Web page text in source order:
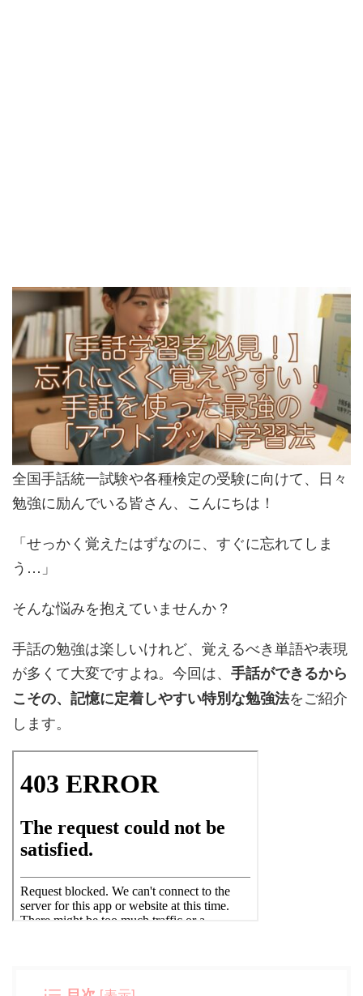
全国手話統一試験や各種検定の受験に向けて、日々
勉強に励んでいる皆さん、こんにちは！
「せっかく覚えたはずなのに、すぐに忘れてしま
う…」
そんな悩みを抱えていませんか？
手話の勉強は楽しいけれど、覚えるべき単語や表現
が多くて大変ですよね。今回は、 手話ができるから
こその、記憶に定着しやすい特別な勉強法をご紹介
します。